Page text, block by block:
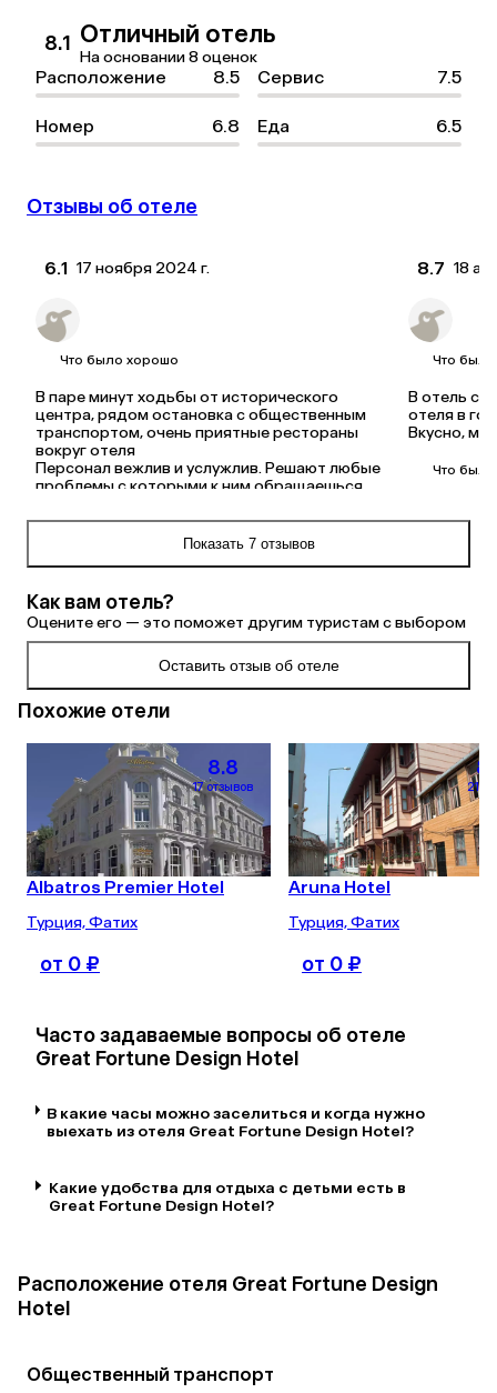
8.1 Отличный отель
На основании 8 оценок
Расположение 8.5 Сервис 7.5
Номер 6.8 Еда 6.5
Отзывы об отеле
6.1 17 ноября 2024 г.
Что было хорошо
В паре минут ходьбы от исторического
центра, рядом остановка с общественным
транспортом, очень приятные рестораны
вокруг отеля
Персонал вежлив и услужлив. Решают любые
проблемы с которыми к ним обращаешься
Что было плохо
Завтраки крайне не вкусные
Номера пошарпанные, как и сам отель. Все
давно требует ремонта.
8.7 18
Что
В отель с
отеля в
Вкусно,
Что
какого-
день,
сразу
с нами
Показать 7 отзывов
Как вам отель?
Оцените его — это поможет другим туристам с выбором
Оставить отзыв об отеле
Похожие отели
8.8
17 отзывов
Albatros Premier Hotel
Турция, Фатих
от 0 ₽
21
Aruna Hotel
Турция, Фатих
от 0 ₽
Часто задаваемые вопросы об отеле
Great Fortune Design Hotel
В какие часы можно заселиться и когда нужно
выехать из отеля Great Fortune Design Hotel?
Какие удобства для отдыха с детьми есть в
Great Fortune Design Hotel?
Расположение отеля Great Fortune Design
Hotel
Общественный транспорт